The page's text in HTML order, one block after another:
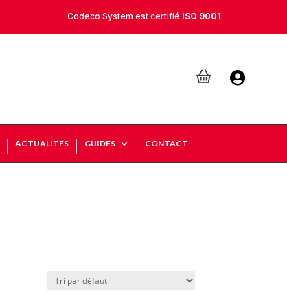
Codeco System est certifié ISO 9001.

ACTUALITES GUIDES CONTACT